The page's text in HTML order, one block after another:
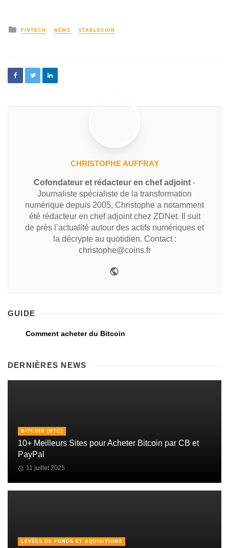
FINTECH NEWS STABLECOIN
CHRISTOPHE AUFFRAY
Cofondateur et rédacteur en chef adjoint -
Journaliste spécialiste de la transformation
numérique depuis 2005, Christophe a notamment
été rédacteur en chef adjoint chez ZDNet. Il suit
de près l’actualité autour des actifs numériques et
la décrypte au quotidien. Contact :
christophe@coins.fr
GUIDE
Comment acheter du Bitcoin
DERNIÈRES NEWS
BITCOIN (BTC)
10+ Meilleurs Sites pour Acheter Bitcoin par CB et
PayPal
11 juillet 2025
LEVÉES DE FONDS ET AQUISITIONS